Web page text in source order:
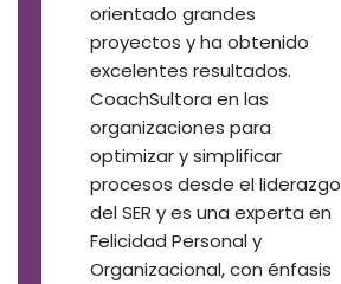
orientado grandes
proyectos y ha obtenido
excelentes resultados.
CoachSultora en las
organizaciones para
optimizar y simplificar
procesos desde el liderazgo
del SER y es una experta en
Felicidad Personal y
Organizacional, con énfasis